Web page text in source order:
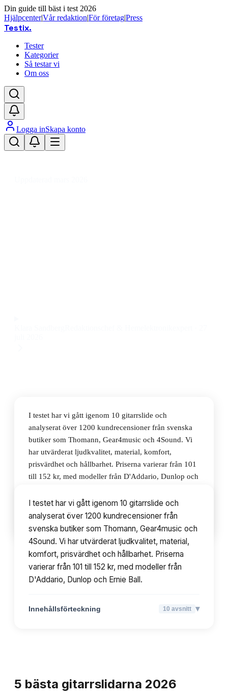
Din guide till bäst i test 2026
Hjälpcenter|Vår redaktion|För företag|Press
Testix.
Tester
Kategorier
Så testar vi
Om oss
Logga inSkapa konto
I testet har vi gått igenom 10 gitarrslide och
analyserat över 1200 kundrecensioner från svenska
butiker som Thomann, Gear4music och 4Sound. Vi
har utvärderat ljudkvalitet, material, komfort,
prisvärdhet och hållbarhet. Priserna varierar från 101
till 152 kr, med modeller från D'Addario, Dunlop och
Innehållsförteckning 10avsnitt
I testet har vi gått igenom 10 gitarrslide och
analyserat över 1200 kundrecensioner från
svenska butiker som Thomann, Gear4music och
4Sound. Vi har utvärderat ljudkvalitet, material,
komfort, prisvärdhet och hållbarhet. Priserna
varierar från 101 till 152 kr, med modeller från
D'Addario, Dunlop och Ernie Ball.
Innehållsförteckning 10 avsnitt ▾
5 bästa gitarrslidarna 2026